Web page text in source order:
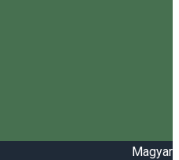
Magyar